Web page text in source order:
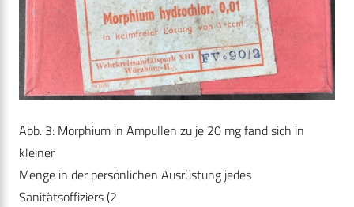
Abb. 3: Morphium in Ampullen zu je 20 mg fand sich in
kleiner
Menge in der persönlichen Ausrüstung jedes
Sanitätsoffiziers (2